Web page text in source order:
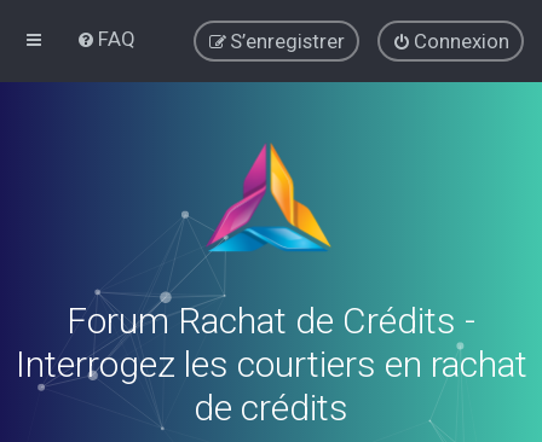
FAQ Connexion
S’enregistrer
Forum Rachat de Crédits -
Interrogez les courtiers en rachat
de crédits